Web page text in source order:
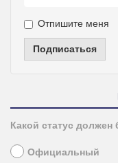
Отпишите меня
Подписаться
Какой статус должен
Официальный